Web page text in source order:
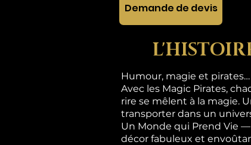
Demande de devis
Humour, magie et
Avec les Magic Pirates,
rire se mêlent à la magie.
transporter dans un
Un Monde qui Prend Vie
décor fabuleux et